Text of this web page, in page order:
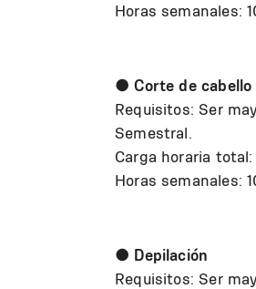
Horas semanales:
●Corte de
Requisitos: Ser
Semestral.
Carga horaria
Horas semanales:
● Depilación
Requisitos: Ser